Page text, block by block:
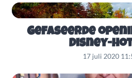
Gefaseerde
Disney-
17 juli 2020